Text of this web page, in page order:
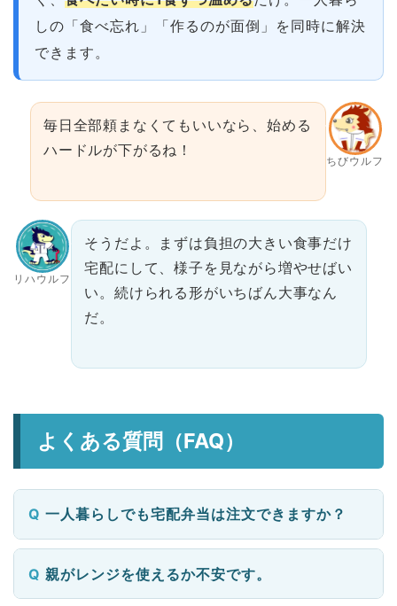
しの「食べ忘れ」「作るのが面倒」を同時に解決
できます。
ちびウルフ
毎日全部頼まなくてもいいなら、始める
ハードルが下がるね！
リハウルフ
そうだよ。まずは負担の大きい食事だけ
宅配にして、様子を見ながら増やせばい
い。続けられる形がいちばん大事なん
だ。
よくある質問（FAQ）
一人暮らしでも宅配弁当は注文できますか？
親がレンジを使えるか不安です。